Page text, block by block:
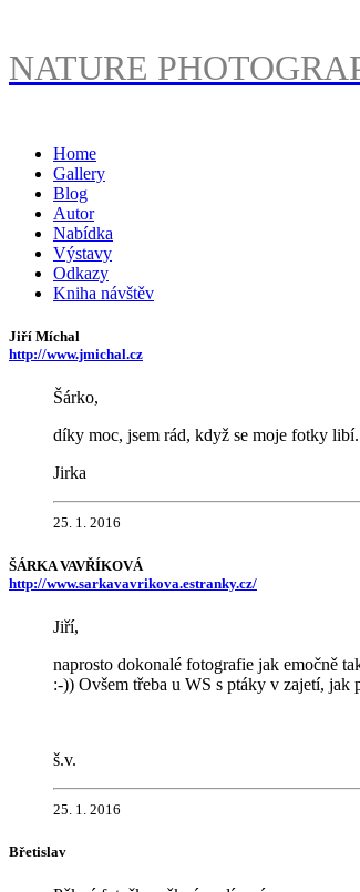
NATURE
Home
Gallery
Blog
Autor
Nabídka
Výstavy
Odkazy
Kniha návštěv
Jiří Míchal
http://www.jmichal.cz
Šárko,
díky moc, jsem rád, když se moje fotky
Jirka
25. 1. 2016
ŠÁRKA VAVŘÍKOVÁ
http://www.sarkavavrikova.estranky.cz/
Jiří,
naprosto dokonalé fotografie jak emočně
:-)) Ovšem třeba u WS s ptáky v zajetí, jak
š.v.
25. 1. 2016
Břetislav